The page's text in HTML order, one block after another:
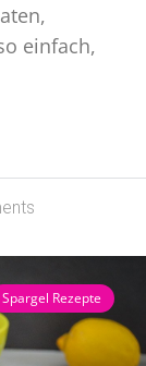
einfach,
Spargel Rezepte